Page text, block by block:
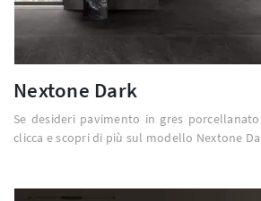
Nextone Dark
Se desideri pavimento in gres
clicca e scopri di più sul modello Nextone